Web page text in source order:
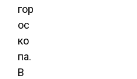
гор
ос
ко
па.
В